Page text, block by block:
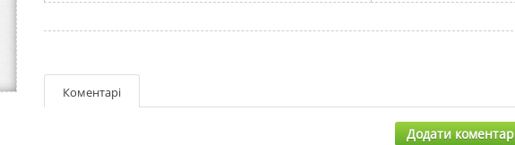
Коментарі
Додати коментар